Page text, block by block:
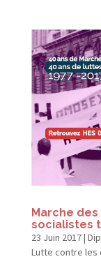
Marche
socialistes
23 Juin 2017|
Lutte contre les